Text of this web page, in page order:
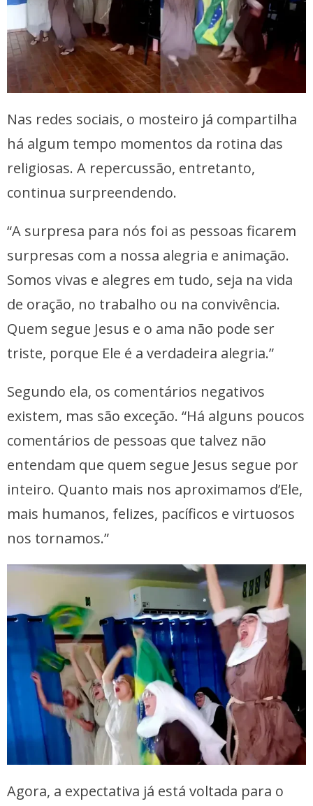
Nas redes sociais, o mosteiro já compartilha
há algum tempo momentos da rotina das
religiosas. A repercussão, entretanto,
continua surpreendendo.
“A surpresa para nós foi as pessoas ficarem
surpresas com a nossa alegria e animação.
Somos vivas e alegres em tudo, seja na vida
de oração, no trabalho ou na convivência.
Quem segue Jesus e o ama não pode ser
triste, porque Ele é a verdadeira alegria.”
Segundo ela, os comentários negativos
existem, mas são exceção. “Há alguns poucos
comentários de pessoas que talvez não
entendam que quem segue Jesus segue por
inteiro. Quanto mais nos aproximamos d’Ele,
mais humanos, felizes, pacíficos e virtuosos
nos tornamos.”
Agora, a expectativa já está voltada para o